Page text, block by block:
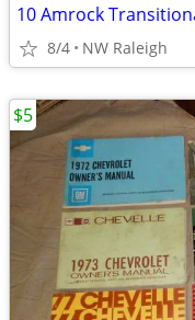
10 Amrock
8/4 NW Raleigh
$5